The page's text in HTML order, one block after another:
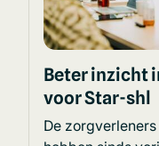
Beter inzicht
voor Star-shl
De